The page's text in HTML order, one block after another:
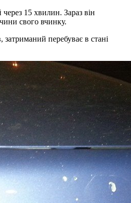
15 хвилин. Зараз він
свого вчинку.
перебуває в стані